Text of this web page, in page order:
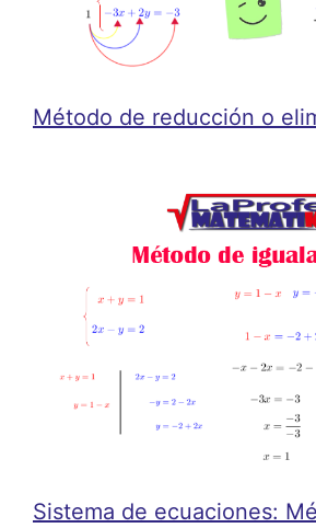
Método de reducción o
Sistema de ecuaciones: